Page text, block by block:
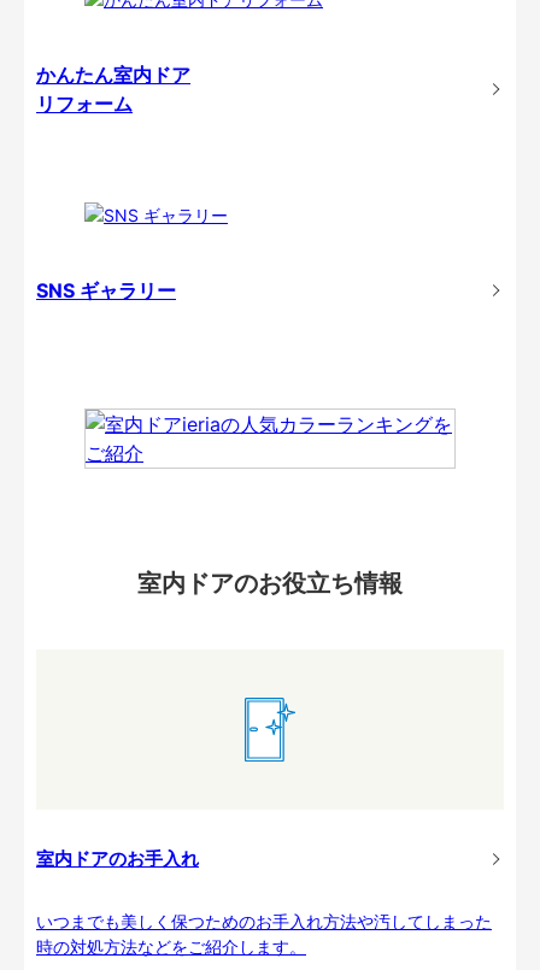
かんたん室内ドア
リフォーム
SNS ギャラリー
室内ドアのお役立ち情報
室内ドアのお手入れ
いつまでも美しく保つためのお手入れ方法や汚してしまった
時の対処方法などをご紹介します。